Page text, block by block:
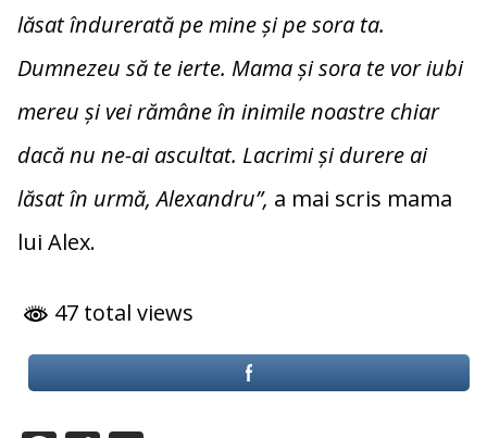
lăsat îndurerată pe mine și pe sora ta.
Dumnezeu să te ierte. Mama și sora te vor iubi
mereu și vei rămâne în inimile noastre chiar
dacă nu ne-ai ascultat. Lacrimi și durere ai
lăsat în urmă, Alexandru”, a mai scris mama
lui Alex.
47 total views